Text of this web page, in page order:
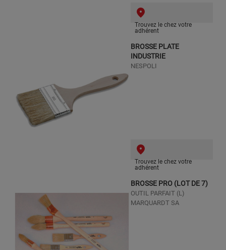
Trouvez le chez votre
adhérent
BROSSE PLATE
INDUSTRIE
NESPOLI
Trouvez le chez votre
adhérent
BROSSE PRO (LOT DE 7)
OUTIL PARFAIT (L)
MARQUARDT SA